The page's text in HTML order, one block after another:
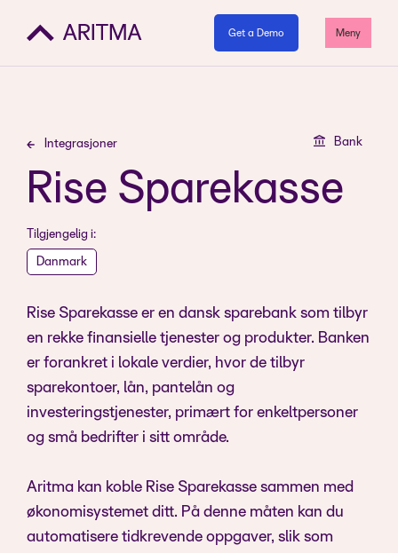
Get a Demo Meny
Integrasjoner Bank
Rise Sparekasse
Tilgjengelig i:
Danmark
Rise Sparekasse er en dansk sparebank som tilbyr
en rekke finansielle tjenester og produkter. Banken
er forankret i lokale verdier, hvor de tilbyr
sparekontoer, lån, pantelån og
investeringstjenester, primært for enkeltpersoner
og små bedrifter i sitt område.
Aritma kan koble Rise Sparekasse sammen med
økonomisystemet ditt. På denne måten kan du
automatisere tidkrevende oppgaver, slik som